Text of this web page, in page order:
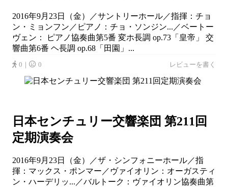
2016年9月23日（金）／サントリーホール／指揮：チョ
ン・ミョンフン／ピアノ：チョ・ソンジン...／ベートー
ヴェン： ピアノ協奏曲第5番 変ホ長調 op.73「皇帝」 交
響曲第6番 ヘ長調 op.68「田園」...
0｜ 0 レビューを書く
日本センチュリー交響楽団 第211回
定期演奏会
2016年9月23日（金）／ザ・シンフォニーホール／指
揮：マックス・ポンマー／ヴァイオリン：オーガスティ
ン・ハーデリッ...／バルトーク：ヴァイオリン協奏曲第